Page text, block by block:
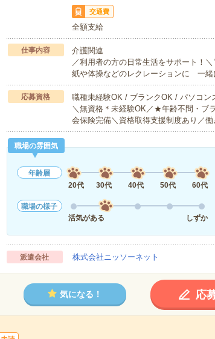
交通費
全額支給
仕事内容
介護関連
／利用者の方の日常生活をサポート！
紙や体操などのレクレーションに 一
応募資格
職種未経験OK / ブランクOK / パソコン
＼無資格＊未経験OK／★年齢不問・ブ
会保険完備＼資格取得支援制度あり／
職場の雰囲気
年齢層
20代
30代 40代 50代 60代
職場の様子
活気がある
しずか
派遣会社 株式会社ニッソーネット
気になる！ 応